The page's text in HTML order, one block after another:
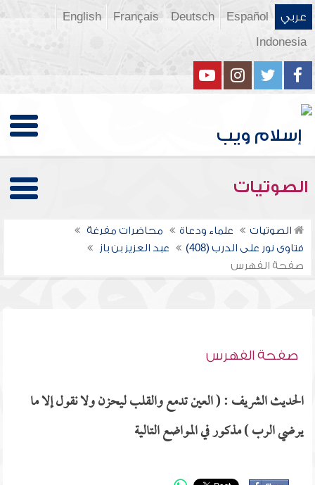
عربي Español
Deutsch
Français
English
Indonesia
الصوتيات
الصوتيات علماء ودعاة
محاضرات مفرغة
فتاوى نور على الدرب (408)
عبد العزيز بن باز
صفحة الفهرس
صفحة الفهرس
الحديث الشريف : ( العين تدمع والقلب ليحزن ولا نقول إلا ما
يرضي الرب ) مذكور في المواضع التالية